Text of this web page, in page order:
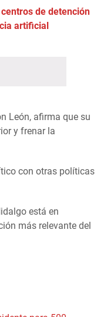
de detención
artificial
León, afirma que su
y frenar la
con otras políticas
está en
más relevante del